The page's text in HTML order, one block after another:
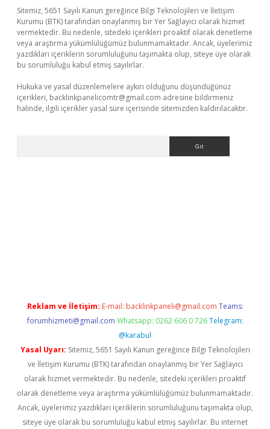
Sitemiz, 5651 Sayılı Kanun gereğince Bilgi Teknolojileri ve İletişim
Kurumu (BTK) tarafından onaylanmış bir Yer Sağlayıcı olarak hizmet
vermektedir. Bu nedenle, sitedeki içerikleri proaktif olarak denetleme
veya araştırma yükümlülüğümüz bulunmamaktadır. Ancak, üyelerimiz
yazdıkları içeriklerin sorumluluğunu taşımakta olup, siteye üye olarak
bu sorumluluğu kabul etmiş sayılırlar.
Hukuka ve yasal düzenlemelere aykırı olduğunu düşündüğünüz
içerikleri, backlinkpanelicomtr@gmail.com adresine bildirmeniz
halinde, ilgili içerikler yasal süre içerisinde sitemizden kaldırılacaktır.
Reklam ve İletişim: E-mail: backlinkpaneli@gmail.com Teams:
forumhizmeti@gmail.com Whatsapp: 0262 606 0 726 Telegram:
@karabul
Yasal Uyarı: Sitemiz, 5651 Sayılı Kanun gereğince Bilgi Teknolojileri
ve İletişim Kurumu (BTK) tarafından onaylanmış bir Yer Sağlayıcı
olarak hizmet vermektedir. Bu nedenle, sitedeki içerikleri proaktif
olarak denetleme veya araştırma yükümlülüğümüz bulunmamaktadır.
Ancak, üyelerimiz yazdıkları içeriklerin sorumluluğunu taşımakta olup,
siteye üye olarak bu sorumluluğu kabul etmiş sayılırlar. Bu internet